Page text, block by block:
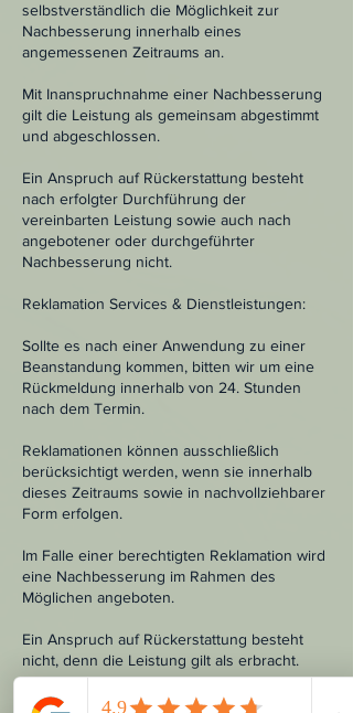
selbstverständlich die Möglichkeit zur
Nachbesserung innerhalb eines
angemessenen Zeitraums an.
Mit Inanspruchnahme einer Nachbesserung
gilt die Leistung als gemeinsam abgestimmt
und abgeschlossen.
Ein Anspruch auf Rückerstattung besteht
nach erfolgter Durchführung der
vereinbarten Leistung sowie auch nach
angebotener oder durchgeführter
Nachbesserung nicht.
Reklamation Services & Dienstleistungen:
Sollte es nach einer Anwendung zu einer
Beanstandung kommen, bitten wir um eine
Rückmeldung innerhalb von 24. Stunden
nach dem Termin.
Reklamationen können ausschließlich
berücksichtigt werden, wenn sie innerhalb
dieses Zeitraums sowie in nachvollziehbarer
Form erfolgen.
Im Falle einer berechtigten Reklamation wird
eine Nachbesserung im Rahmen des
Möglichen angeboten.
Ein Anspruch auf Rückerstattung besteht
nicht, denn die Leistung gilt als erbracht.
Nebenabreden bedürfen der schriftlichen